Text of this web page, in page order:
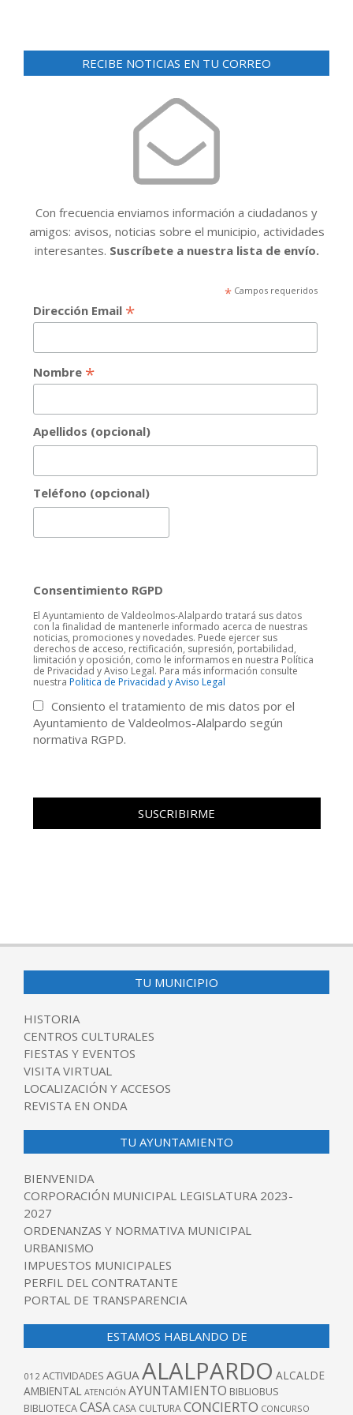
RECIBE NOTICIAS EN TU CORREO
Con frecuencia enviamos información a ciudadanos y
amigos: avisos, noticias sobre el municipio, actividades
interesantes. Suscríbete a nuestra lista de envío.
*Campos requeridos
Dirección Email *
Nombre *
Apellidos (opcional)
Teléfono (opcional)
Consentimiento RGPD
El Ayuntamiento de Valdeolmos-Alalpardo tratará sus datos
con la finalidad de mantenerle informado acerca de nuestras
noticias, promociones y novedades. Puede ejercer sus
derechos de acceso, rectificación, supresión, portabilidad,
limitación y oposición, como le informamos en nuestra Política
de Privacidad y Aviso Legal. Para más información consulte
nuestra Politica de Privacidad y Aviso Legal
Consiento el tratamiento de mis datos por el
Ayuntamiento de Valdeolmos-Alalpardo según
normativa RGPD.
TU MUNICIPIO
HISTORIA
CENTROS CULTURALES
FIESTAS Y EVENTOS
VISITA VIRTUAL
LOCALIZACIÓN Y ACCESOS
REVISTA EN ONDA
TU AYUNTAMIENTO
BIENVENIDA
CORPORACIÓN MUNICIPAL LEGISLATURA 2023-
2027
ORDENANZAS Y NORMATIVA MUNICIPAL
URBANISMO
IMPUESTOS MUNICIPALES
PERFIL DEL CONTRATANTE
PORTAL DE TRANSPARENCIA
ESTAMOS HABLANDO DE
012 ACTIVIDADES AGUA ALALPARDO ALCALDE
AMBIENTAL ATENCIÓN AYUNTAMIENTO BIBLIOBUS
BIBLIOTECACASA CASA CULTURACONCIERTO CONCURSO